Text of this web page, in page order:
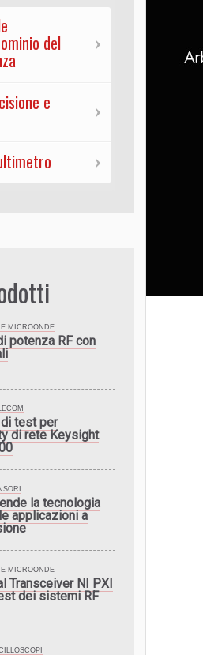
del
e
MICROONDE
potenza RF con
test per
di rete Keysight
la tecnologia
applicazioni a
MICROONDE
Transceiver NI PXI
dei sistemi RF